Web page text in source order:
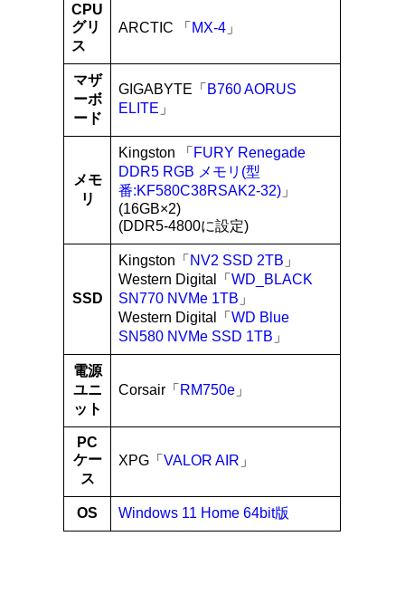
CPU
グリ
ス
ARCTIC 「 MX-4 」
マザ
ーボ
ード
GIGABYTE「 B760 AORUS
ELITE 」
メモ
リ
Kingston 「 FURY Renegade
DDR5 RGB メモリ(型
番:KF580C38RSAK2-32) 」
(16GB×2)
(DDR5-4800に設定)
SSD
Kingston「 NV2 SSD 2TB 」
Western Digital「WD_BLACK
SN770 NVMe 1TB 」
Western Digital「WD Blue
SN580 NVMe SSD 1TB 」
電源
ユニ
ット
Corsair「 RM750e 」
PC
ケー
ス
XPG「VALOR AIR 」
OS Windows 11 Home 64bit版